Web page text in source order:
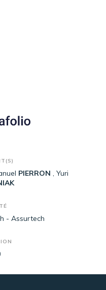
PIERRON
Yuri
- Assurtech